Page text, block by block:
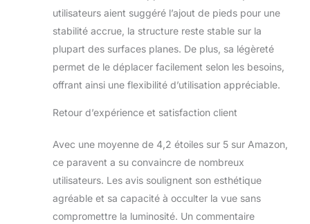
utilisateurs aient suggéré l’ajout de pieds pour une
stabilité accrue, la structure reste stable sur la
plupart des surfaces planes. De plus, sa légèreté
permet de le déplacer facilement selon les besoins,
offrant ainsi une flexibilité d’utilisation appréciable.
Retour d’expérience et satisfaction client
Avec une moyenne de 4,2 étoiles sur 5 sur Amazon,
ce paravent a su convaincre de nombreux
utilisateurs. Les avis soulignent son esthétique
agréable et sa capacité à occulter la vue sans
compromettre la luminosité. Un commentaire